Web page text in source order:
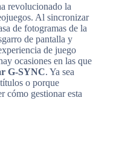
revolucionado la
Al sincronizar
de fotogramas de la
de pantalla y
de juego
ocasiones en las que
G-SYNC. Ya sea
o porque
cómo gestionar esta